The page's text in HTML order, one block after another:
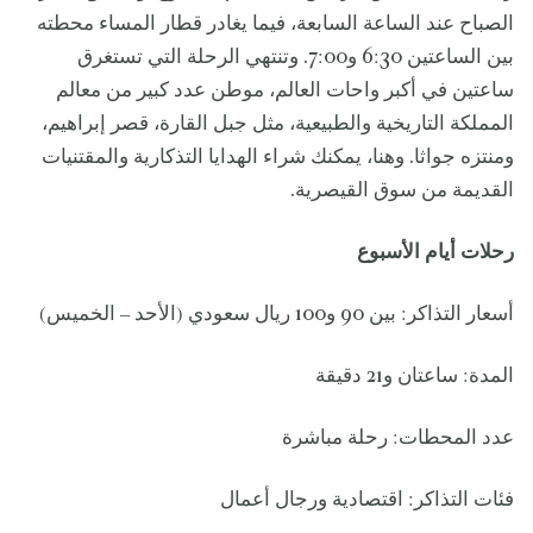
الصباح عند الساعة السابعة، فيما يغادر قطار المساء محطته
بين الساعتين 6:30 و7:00. وتنتهي الرحلة التي تستغرق
ساعتين في أكبر واحات العالم، موطن عدد كبير من معالم
المملكة التاريخية والطبيعية، مثل جبل القارة، قصر إبراهيم،
ومنتزه جواثا. وهنا، يمكنك شراء الهدايا التذكارية والمقتنيات
القديمة من سوق القيصرية.
رحلات أيام الأسبوع
أسعار التذاكر: بين 90 و100 ريال سعودي (الأحد – الخميس)
المدة: ساعتان و21 دقيقة
عدد المحطات: رحلة مباشرة
فئات التذاكر: اقتصادية ورجال أعمال